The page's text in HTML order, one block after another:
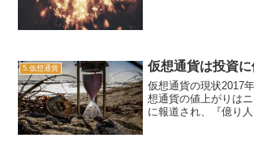
5.仮想通貨 仮想通貨は投資に
仮想通貨の現状2017
想通貨の値上がりは
に報道され、『億り